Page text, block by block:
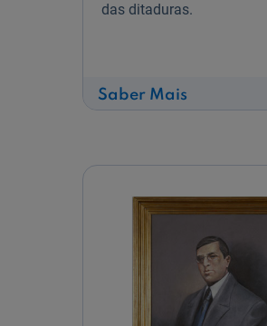
das ditaduras.
Saber Maissobre
Daniel